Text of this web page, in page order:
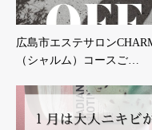
広島市エステサロン
（シャルム）コースご…